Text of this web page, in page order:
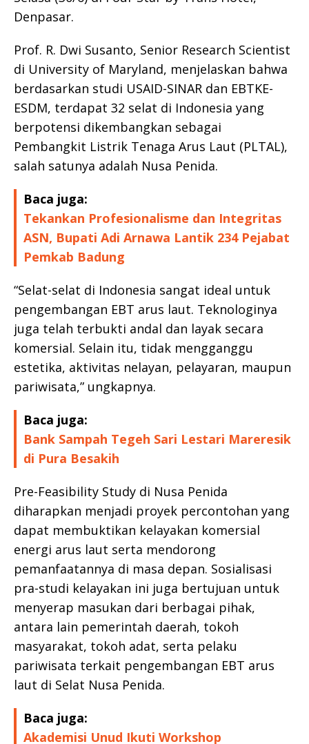
Denpasar.
Prof. R. Dwi Susanto, Senior Research Scientist
di University of Maryland, menjelaskan bahwa
berdasarkan studi USAID-SINAR dan EBTKE-
ESDM, terdapat 32 selat di Indonesia yang
berpotensi dikembangkan sebagai
Pembangkit Listrik Tenaga Arus Laut (PLTAL),
salah satunya adalah Nusa Penida.
Baca juga:
Tekankan Profesionalisme dan Integritas
ASN, Bupati Adi Arnawa Lantik 234 Pejabat
Pemkab Badung
“Selat-selat di Indonesia sangat ideal untuk
pengembangan EBT arus laut. Teknologinya
juga telah terbukti andal dan layak secara
komersial. Selain itu, tidak mengganggu
estetika, aktivitas nelayan, pelayaran, maupun
pariwisata,” ungkapnya.
Baca juga:
Bank Sampah Tegeh Sari Lestari Mareresik
di Pura Besakih
Pre-Feasibility Study di Nusa Penida
diharapkan menjadi proyek percontohan yang
dapat membuktikan kelayakan komersial
energi arus laut serta mendorong
pemanfaatannya di masa depan. Sosialisasi
pra-studi kelayakan ini juga bertujuan untuk
menyerap masukan dari berbagai pihak,
antara lain pemerintah daerah, tokoh
masyarakat, tokoh adat, serta pelaku
pariwisata terkait pengembangan EBT arus
laut di Selat Nusa Penida.
Baca juga:
Akademisi Unud Ikuti Workshop